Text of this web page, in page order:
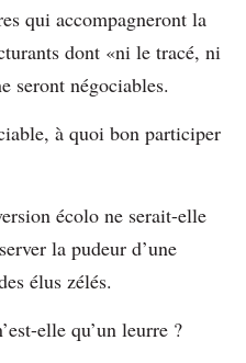
qui accompagneront la
dont «ni le tracé, ni
seront négociables.
à quoi bon participer
écolo ne serait-elle
la pudeur d’une
élus zélés.
elle qu’un leurre ?